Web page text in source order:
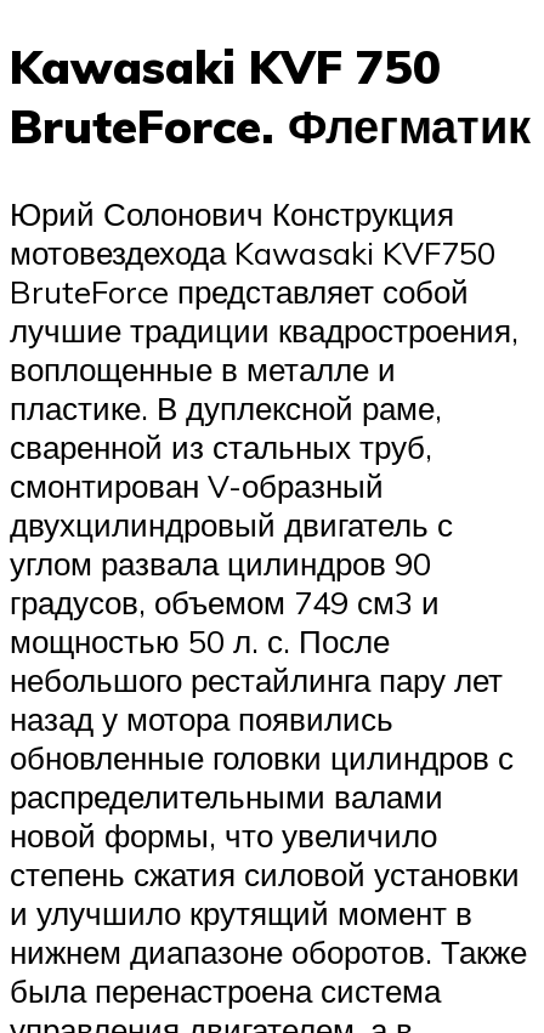
Kawasaki KVF 750
BruteForce. Флегматик
Юрий Солонович Конструкция
мотовездехода Kawasaki KVF750
BruteForce представляет собой
лучшие традиции квадростроения,
воплощенные в металле и
пластике. В дуплексной раме,
сваренной из стальных труб,
смонтирован V-образный
двухцилиндровый двигатель с
углом развала цилиндров 90
градусов, объемом 749 см3 и
мощностью 50 л. с. После
небольшого рестайлинга пару лет
назад у мотора появились
обновленные головки цилиндров с
распределительными валами
новой формы, что увеличило
степень сжатия силовой установки
и улучшило крутящий момент в
нижнем диапазоне оборотов. Также
была перенастроена система